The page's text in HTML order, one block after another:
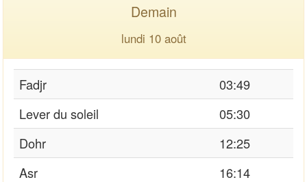
Demain
lundi 10 août
Fadjr
03:49
Lever du soleil
05:30
Dohr
12:25
Asr
16:14